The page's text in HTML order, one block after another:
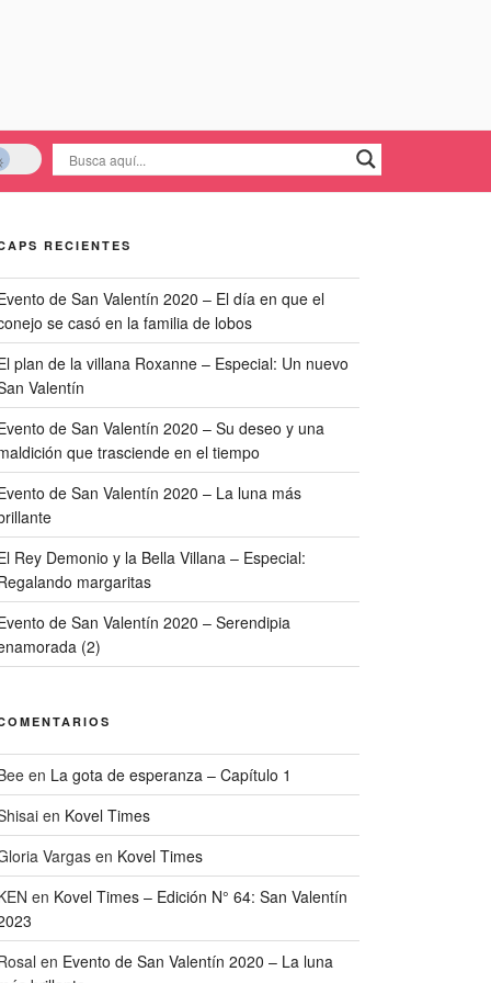
RECIENTES
de San Valentín 2020 – El día en que el
se casó en la familia de lobos
plan de la villana Roxanne – Especial: Un nuevo
Valentín
de San Valentín 2020 – Su deseo y una
que trasciende en el tiempo
de San Valentín 2020 – La luna más
Rey Demonio y la Bella Villana – Especial:
margaritas
de San Valentín 2020 – Serendipia
(2)
en La gota de esperanza – Capítulo 1
en Kovel Times
Vargasen Kovel Times
en Kovel Times – Edición N° 64: San Valentín
en Evento de San Valentín 2020 – La luna